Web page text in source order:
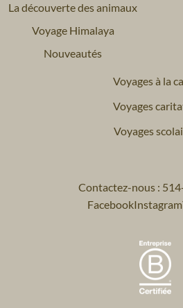
La découverte des animaux
Voyage Himalaya
Nouveautés
Voyages à la
Voyages
Voyages
Contactez-nous :
FacebookInstagram